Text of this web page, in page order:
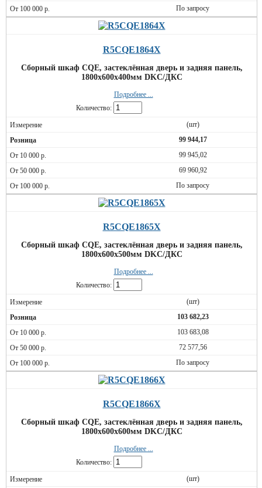
По запросу
R5CQE1864X
Сборный шкаф CQE, застеклённая дверь и задняя панель,
1800x600x400мм DKC/ДКС
Подробнее ...
Количество:
(шт)
99 944,17
99 945,02
69 960,92
По запросу
R5CQE1865X
Сборный шкаф CQE, застеклённая дверь и задняя панель,
1800x600x500мм DKC/ДКС
Подробнее ...
Количество:
(шт)
103 682,23
103 683,08
72 577,56
По запросу
R5CQE1866X
Сборный шкаф CQE, застеклённая дверь и задняя панель,
1800x600x600мм DKC/ДКС
Подробнее ...
Количество:
(шт)